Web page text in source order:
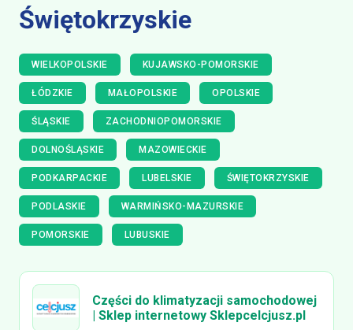
Świętokrzyskie
WIELKOPOLSKIE KUJAWSKO-POMORSKIE
ŁÓDZKIE MAŁOPOLSKIE OPOLSKIE
ŚLĄSKIE ZACHODNIOPOMORSKIE
DOLNOŚLĄSKIE MAZOWIECKIE
PODKARPACKIE LUBELSKIE ŚWIĘTOKRZYSKIE
PODLASKIE WARMIŃSKO-MAZURSKIE
POMORSKIE LUBUSKIE
Części do klimatyzacji samochodowej
| Sklep internetowy Sklepcelcjusz.pl